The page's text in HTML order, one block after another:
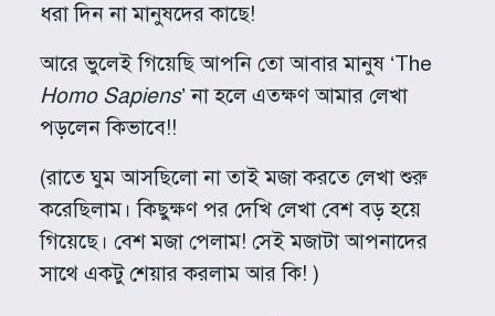
ধরা দিন না মানুষদের কাছে!
আরে ভুলেই গিয়েছি আপনি তো আবার মানুষ ‘The
Homo Sapiens’ না হলে এতক্ষণ আমার লেখা
পড়লেন কিভাবে!!
(রাতে ঘুম আসছিলো না তাই মজা করতে লেখা শুরু
করেছিলাম। কিছুক্ষণ পর দেখি লেখা বেশ বড় হয়ে
গিয়েছে। বেশ মজা পেলাম! সেই মজাটা আপনাদের
সাথে একটু শেয়ার করলাম আর কি! )